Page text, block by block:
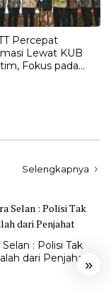
Percepat
Lewat KUB
Fokus pada
Selengkapnya
»
: Polisi Tak
dari Penjahat